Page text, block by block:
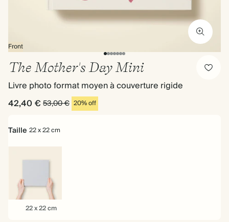
Front
The Mother's Day Mini
Livre photo format moyen à couverture rigide
42,40 € 53,00 € 20% off
Taille 22 x 22 cm
22 22 x 22 cm